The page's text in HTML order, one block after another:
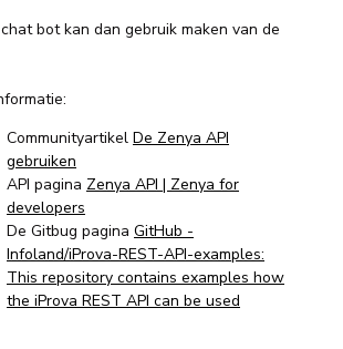
bot kan dan gebruik maken van de
Communityartikel De Zenya API
gebruiken
API pagina Zenya API | Zenya for
developers
De Gitbug pagina GitHub -
Infoland/iProva-REST-API-examples:
This repository contains examples how
the iProva REST API can be used